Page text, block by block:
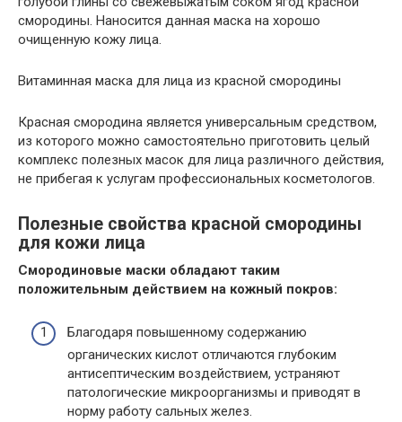
смородины. Наносится данная маска на хорошо
очищенную кожу лица.
Витаминная маска для лица из красной смородины
Красная смородина является универсальным средством,
из которого можно самостоятельно приготовить целый
комплекс полезных масок для лица различного действия,
не прибегая к услугам профессиональных косметологов.
Полезные свойства красной смородины
для кожи лица
Смородиновые маски обладают таким
положительным действием на кожный покров:
Благодаря повышенному содержанию
органических кислот отличаются глубоким
антисептическим воздействием, устраняют
патологические микроорганизмы и приводят в
норму работу сальных желез.